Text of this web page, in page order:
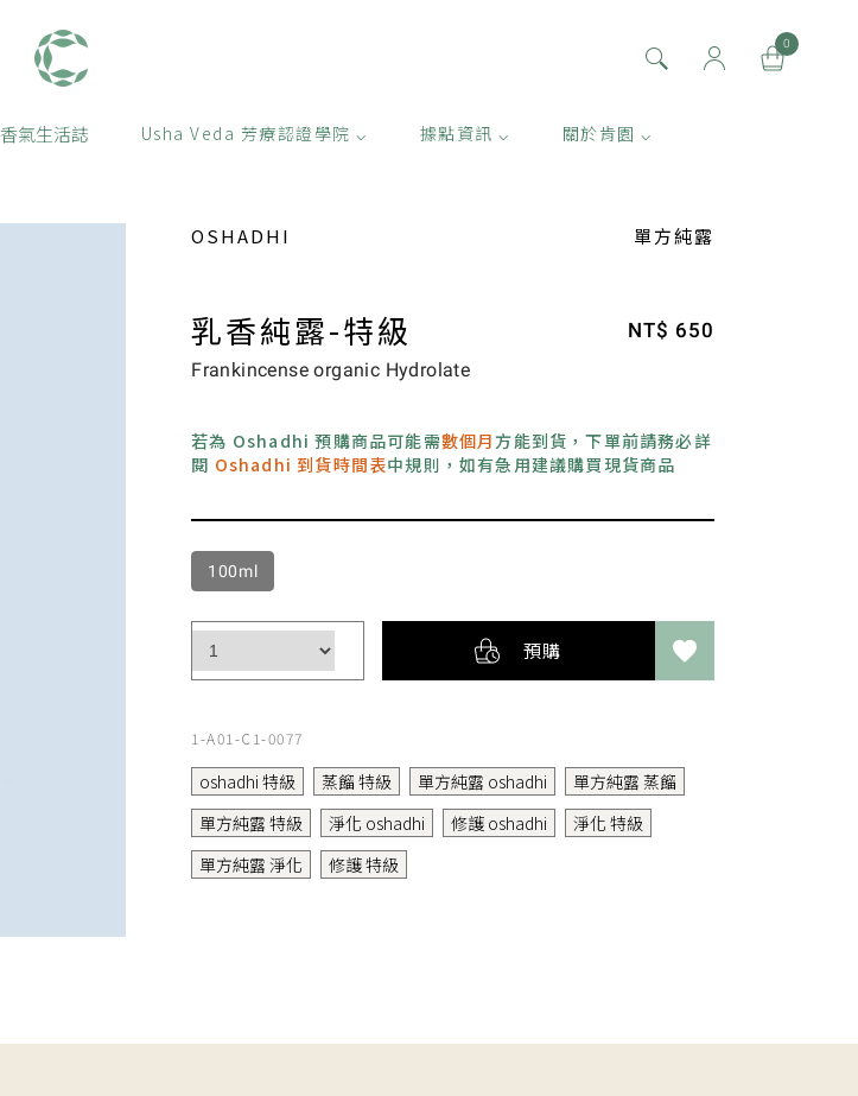
肯園 Canjune 0
香氣生活誌 Usha Veda 芳療認證學院 ⌵ 據點資訊 ⌵ 關於肯園 ⌵
OSHADHI 單方純露
乳香純露-特級 NT$ 650
Frankincense organic Hydrolate
若為 Oshadhi 預購商品可能需數個月方能到貨，下單前請務必詳
閱 Oshadhi 到貨時間表中規則，如有急用建議購買現貨商品
100ml
預購
1-A01-C1-0077
oshadhi 特級 蒸餾 特級 單方純露 oshadhi
單方純露 蒸餾
單方純露 特級
淨化 oshadhi 修護 oshadhi
淨化 特級
單方純露 淨化
修護 特級